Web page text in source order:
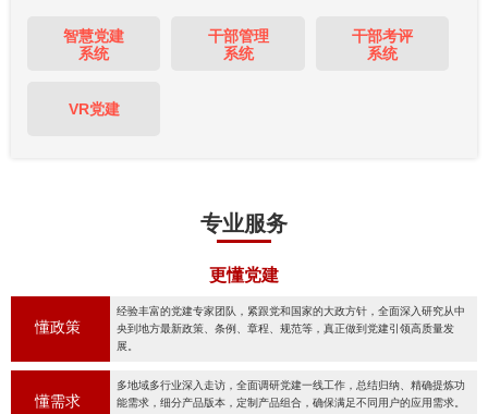
智慧党建
系统
干部管理
系统
干部考评
系统
VR党建
专业服务
更懂党建
懂政策
经验丰富的党建专家团队，紧跟党和国家的大政方针，全面深入研究从中
央到地方最新政策、条例、章程、规范等，真正做到党建引领高质量发
展。
懂需求
多地域多行业深入走访，全面调研党建一线工作，总结归纳、精确提炼功
能需求，细分产品版本，定制产品组合，确保满足不同用户的应用需求。